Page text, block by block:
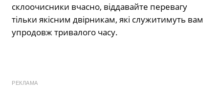
склоочисники вчасно, віддавайте перевагу
тільки якісним двірникам, які служитимуть вам
упродовж тривалого часу.
РЕКЛАМА